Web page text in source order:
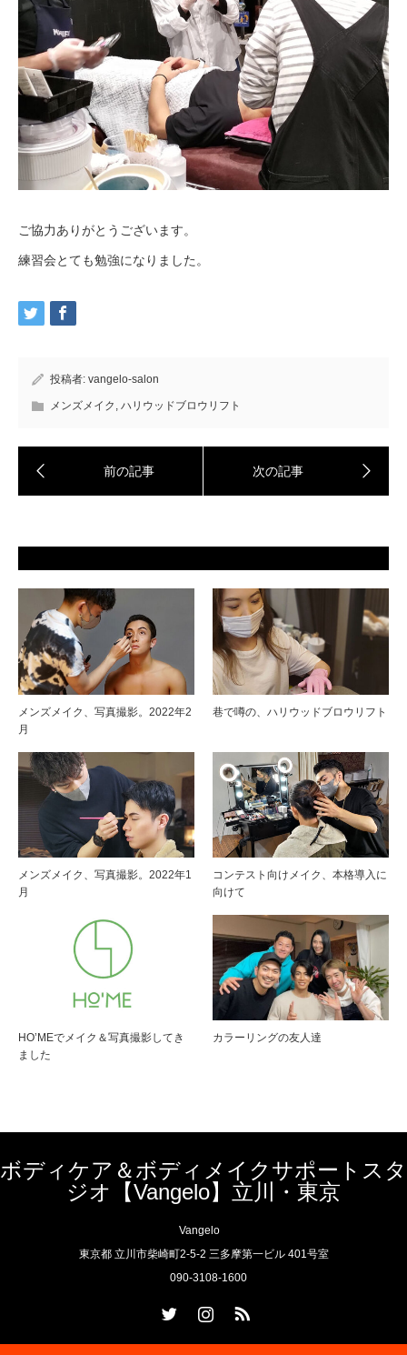
ご協力ありがとうございます。
練習会とても勉強になりました。
投稿者: vangelo-salon
メンズメイク , ハリウッドブロウリフト
メンズメイク、写真撮影。2022年2
月
巷で噂の、ハリウッドブロウリフト
メンズメイク、写真撮影。2022年1
月
コンテスト向けメイク、本格導入に
向けて
HO’MEでメイク＆写真撮影してき
ました
カラーリングの友人達
ボディケア＆ボディメイクサポートスタ
ジオ【Vangelo】立川・東京
Vangelo
東京都 立川市柴崎町2-5-2 三多摩第一ビル 401号室
090-3108-1600